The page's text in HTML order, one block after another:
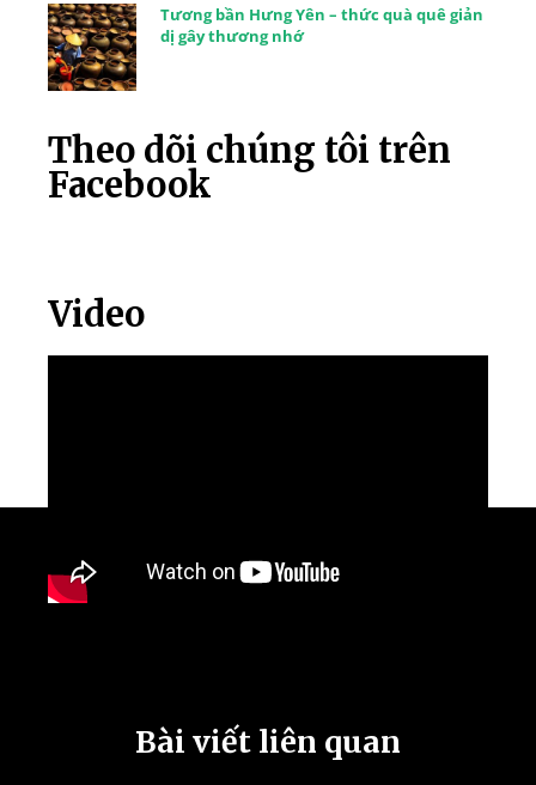
Tương bần Hưng Yên – thức quà quê giản
dị gây thương nhớ
Theo dõi chúng tôi trên
Facebook
Video
Bài viết liên quan